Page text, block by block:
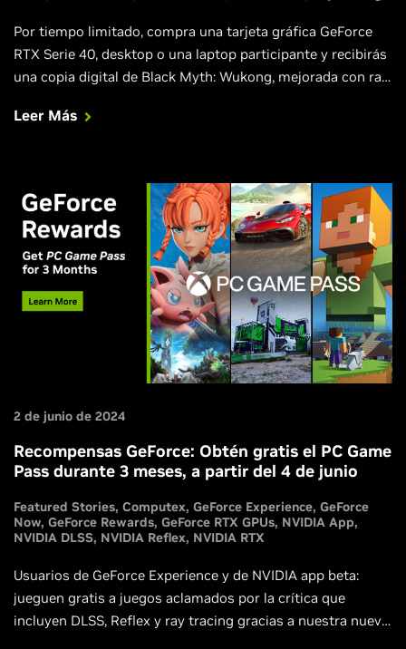
Por tiempo limitado, compra una tarjeta gráfica GeForce
RTX Serie 40, desktop o una laptop participante y recibirás
una copia digital de Black Myth: Wukong, mejorada con ray
Leer Más
2 de junio de 2024
Recompensas GeForce: Obtén gratis el PC Game
Pass durante 3 meses, a partir del 4 de junio
Featured Stories Computex GeForce Experience GeForce
Now GeForce Rewards GeForce RTX GPUs NVIDIA App
NVIDIA DLSS NVIDIA Reflex NVIDIA RTX
Usuarios de GeForce Experience y de NVIDIA app beta:
jueguen gratis a juegos aclamados por la crítica que
incluyen DLSS, Reflex y ray tracing gracias a nuestra nueva